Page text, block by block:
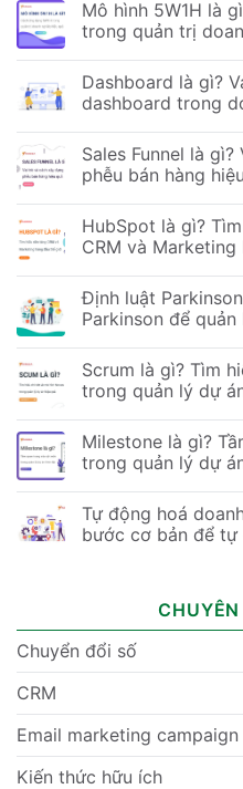
Mô hình 5W1H là
trong quản trị
Dashboard là gì?
dashboard trong
Sales Funnel là
phễu bán hàng
HubSpot là gì?
CRM và
Định luật
Parkinson để
Scrum là gì? Tìm
trong quản lý dự
Milestone là gì?
trong quản lý dự
Tự động hoá
bước cơ bản để tự
Chuyển đổi số
CRM
Email marketing campaign
Kiến thức hữu ích